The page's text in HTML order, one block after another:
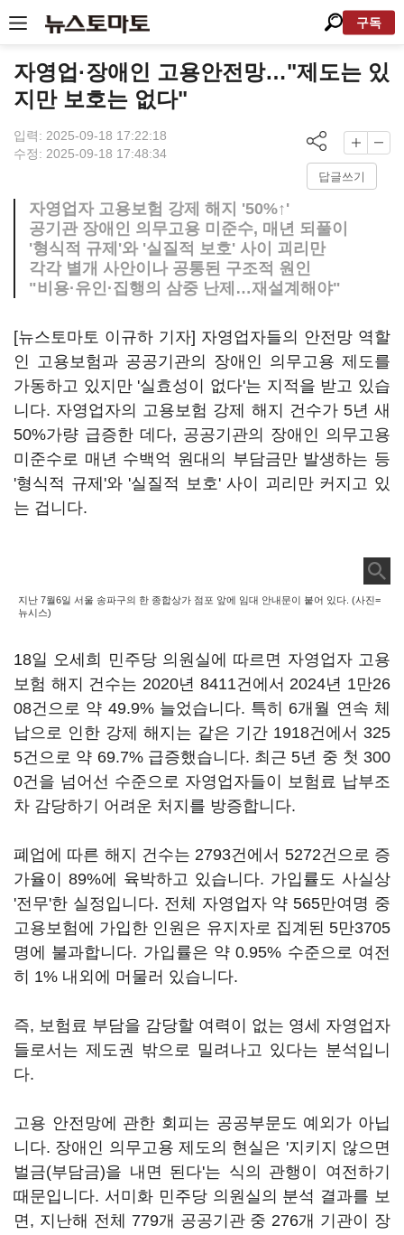
구독
자영업·장애인 고용안전망…"제도는 있
지만 보호는 없다"
입력: 2025-09-18 17:22:18
수정: 2025-09-18 17:48:34
답글쓰기
자영업자 고용보험 강제 해지 '50%↑'
공기관 장애인 의무고용 미준수, 매년 되풀이
'형식적 규제'와 '실질적 보호' 사이 괴리만
각각 별개 사안이나 공통된 구조적 원인
"비용·유인·집행의 삼중 난제…재설계해야"
[뉴스토마토 이규하 기자] 자영업자들의 안전망 역할
인 고용보험과 공공기관의 장애인 의무고용 제도를
가동하고 있지만 '실효성이 없다'는 지적을 받고 있습
니다. 자영업자의 고용보험 강제 해지 건수가 5년 새
50%가량 급증한 데다, 공공기관의 장애인 의무고용
미준수로 매년 수백억 원대의 부담금만 발생하는 등
'형식적 규제'와 '실질적 보호' 사이 괴리만 커지고 있
는 겁니다.
지난 7월6일 서울 송파구의 한 종합상가 점포 앞에 임대 안내문이 붙어 있다. (사진=
뉴시스)
18일 오세희 민주당 의원실에 따르면 자영업자 고용
보험 해지 건수는 2020년 8411건에서 2024년 1만26
08건으로 약 49.9% 늘었습니다. 특히 6개월 연속 체
납으로 인한 강제 해지는 같은 기간 1918건에서 325
5건으로 약 69.7% 급증했습니다. 최근 5년 중 첫 300
0건을 넘어선 수준으로 자영업자들이 보험료 납부조
차 감당하기 어려운 처지를 방증합니다.
폐업에 따른 해지 건수는 2793건에서 5272건으로 증
가율이 89%에 육박하고 있습니다. 가입률도 사실상
'전무'한 실정입니다. 전체 자영업자 약 565만여명 중
고용보험에 가입한 인원은 유지자로 집계된 5만3705
명에 불과합니다. 가입률은 약 0.95% 수준으로 여전
히 1% 내외에 머물러 있습니다.
즉, 보험료 부담을 감당할 여력이 없는 영세 자영업자
들로서는 제도권 밖으로 밀려나고 있다는 분석입니
다.
고용 안전망에 관한 회피는 공공부문도 예외가 아닙
니다. 장애인 의무고용 제도의 현실은 '지키지 않으면
벌금(부담금)을 내면 된다'는 식의 관행이 여전하기
때문입니다. 서미화 민주당 의원실의 분석 결과를 보
면, 지난해 전체 779개 공공기관 중 276개 기관이 장